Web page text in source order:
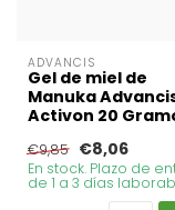
ADVANCIS
Gel de miel de
Manuka
Activon 20
€9,85 €8,06
En stock. Plazo de
de 1 a 3 días